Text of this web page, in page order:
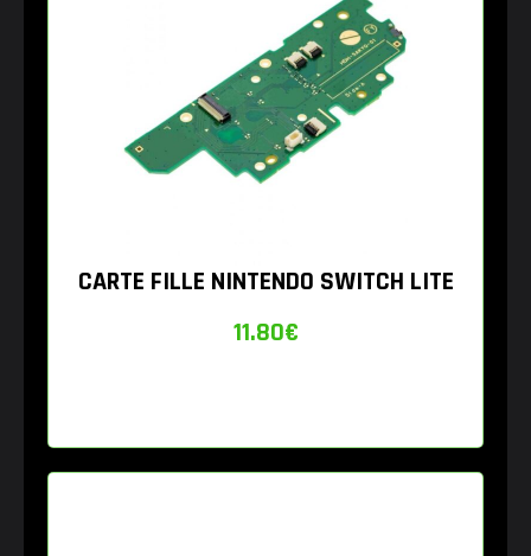
CARTE FILLE NINTENDO SWITCH LITE
11.80€